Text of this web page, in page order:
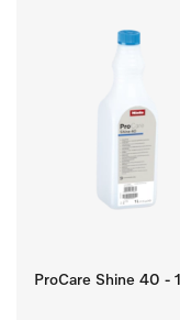
ProCare Shine 40 - 1 l